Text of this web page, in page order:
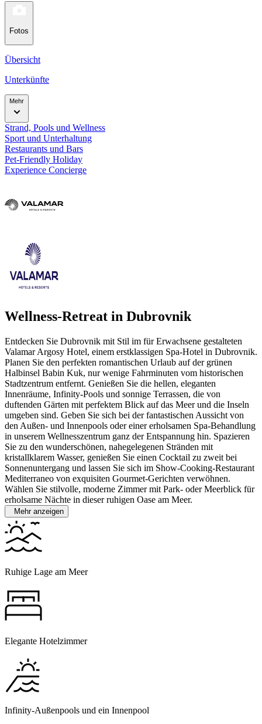
Fotos
Übersicht
Unterkünfte
Mehr
Strand, Pools und Wellness
Sport und Unterhaltung
Restaurants und Bars
Pet-Friendly Holiday
Experience Concierge
Wellness-Retreat in Dubrovnik
Entdecken Sie Dubrovnik mit Stil im für Erwachsene gestalteten
Valamar Argosy Hotel, einem erstklassigen Spa-Hotel in Dubrovnik.
Planen Sie den perfekten romantischen Urlaub auf der grünen
Halbinsel Babin Kuk, nur wenige Fahrminuten vom historischen
Stadtzentrum entfernt. Genießen Sie die hellen, eleganten
Innenräume, Infinity-Pools und sonnige Terrassen, die von
duftenden Gärten mit perfektem Blick auf das Meer und die Inseln
umgeben sind. Geben Sie sich bei der fantastischen Aussicht von
den Außen- und Innenpools oder einer erholsamen Spa-Behandlung
in unserem Wellnesszentrum ganz der Entspannung hin. Spazieren
Sie zu den wunderschönen, nahegelegenen Stränden mit
kristallklarem Wasser, genießen Sie einen Cocktail zu zweit bei
Sonnenuntergang und lassen Sie sich im Show-Cooking-Restaurant
Mediterraneo von exquisiten Gourmet-Gerichten verwöhnen.
Wählen Sie stilvolle, moderne Zimmer mit Park- oder Meerblick für
erholsame Nächte in dieser ruhigen Oase am Meer.
Mehr anzeigen
Ruhige Lage am Meer
Elegante Hotelzimmer
Infinity-Außenpools und ein Innenpool